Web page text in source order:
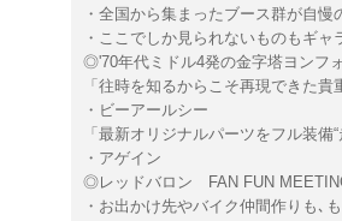
・全国から集まったブース群が自慢
・ここでしか見られないものもギャ
◎'70年代ミドル4発の金字塔ヨンフ
「往時を知るからこそ再現できた貴
・ビーアールシー
「最新オリジナルパーツをフル装備
・アゲイン
◎レッドバロン FAN FUN
・お出かけ先やバイク仲間作りも､